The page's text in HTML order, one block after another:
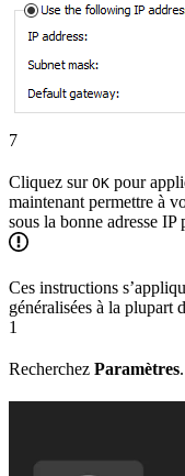
7
Cliquez sur OK pour
maintenant permettre à
sous la bonne adresse
Ces instructions
généralisées à la plupart
1
Recherchez Paramètres.